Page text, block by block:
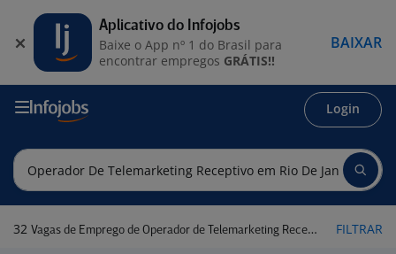
Login
32 Vagas de Emprego de Operador de Telemarketing Receptivo em Rio de Janeiro FILTRAR
Aplicativo do Infojobs
Baixe o App nº 1 do Brasil para
encontrar empregos GRÁTIS!!
BAIXAR